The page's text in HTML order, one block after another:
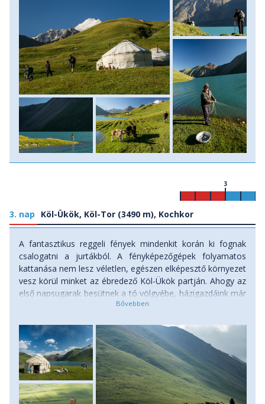
3. nap Köl-Ükök, Köl-Tor (3490 m), Kochkor
3
A fantasztikus reggeli fények mindenkit korán ki fognak
csalogatni a jurtákból. A fényképezőgépek folyamatos
kattanása nem lesz véletlen, egészen elképesztő környezet
vesz körül minket az ébredező Köl-Ükök partján. Ahogy az
első napsugarak besütnek a tó völgyébe, házigazdáink már
készülnek reggelinkhez, közben a család kisebb tagjai vagy
havas hegycsúcsok és méregzöld legelők látványával nem
lesz könnyű betelni, így reggelink után lelkes útitársainkkal
egy fakultatív, fél napos túrára indulunk a Köl-Ükök felett
még nagyjából 400 méterrel magasabban fekvő Köl-Tor tó
partjához. 3000 méter felett túránk természetesen már
lassabban fog haladni, figyelembe véve a magashegyi